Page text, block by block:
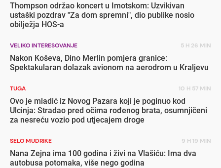
Thompson održao koncert u Imotskom: Uzvikivan
ustaški pozdrav "Za dom spremni", dio publike nosio
obilježja HOS-a
VELIKO INTERESOVANJE 5 H 26 MIN
Nakon Koševa, Dino Merlin pomjera granice:
Spektakularan dolazak avionom na aerodrom u Kraljevu
TUGA 10 H 57 MIN
Ovo je mladić iz Novog Pazara koji je poginuo kod
Ulcinja: Stradao pred očima rođenog brata, osumnjičeni
za nesreću vozio pod utjecajem droge
SELO MUDRIKE 9 H 19 MIN
Nana Zejna ima 100 godina i živi na Vlašiću: Ima dva
autobusa potomaka, više nego godina